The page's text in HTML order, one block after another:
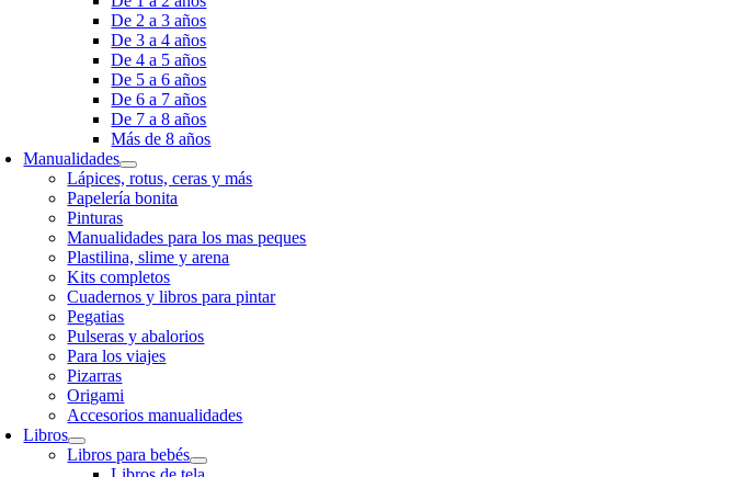
De 2 a 3 años
De 3 a 4 años
De 4 a 5 años
De 5 a 6 años
De 6 a 7 años
De 7 a 8 años
Más de 8 años
Manualidades
Lápices, rotus, ceras y más
Papelería bonita
Pinturas
Manualidades para los mas peques
Plastilina, slime y arena
Kits completos
Cuadernos y libros para pintar
Pegatias
Pulseras y abalorios
Para los viajes
Pizarras
Origami
Accesorios manualidades
Libros
Libros para bebés